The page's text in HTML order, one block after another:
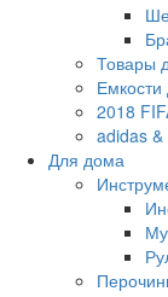
Товары
Емкости
2018
adidas &
Для дома